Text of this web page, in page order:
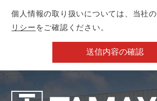
個人情報の取り扱いについては、当社の
リシー をご確認ください。
送信内容の確認